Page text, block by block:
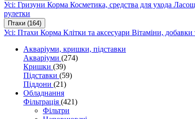
Усі: Гризуни Корма Косметика, средства для ухода
рулетки
Птахи (164)
Усі: Птахи Корма Клітки та аксесуари Вітаміни, добавки
Акваріуми, кришки, підставки
Акваріуми (274)
Кришки (39)
Підставки (59)
Піддони (21)
Обладнання
Фільтрація (421)
Фільтри